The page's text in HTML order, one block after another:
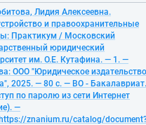
Лидия Алексеевна.
и правоохранительные
Практикум / Московский
юридический
им. О.Е. Кутафина. — 1. —
ООО "Юридическое издательство
2025. — 80 с. — ВО - Бакалавриат.
по паролю из сети Интернет
—
znanium.ru/catalog/